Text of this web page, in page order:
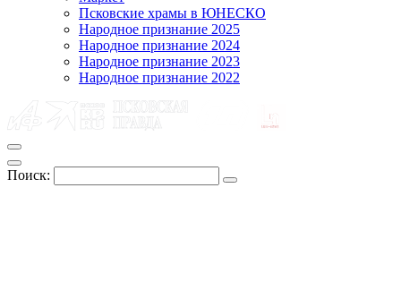
Псковские храмы в ЮНЕСКО
Народное признание 2025
Народное признание 2024
Народное признание 2023
Народное признание 2022
Поиск: